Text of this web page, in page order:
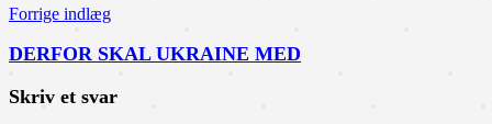
Indlægsnavigation
Forrige indlæg
DERFOR SKAL UKRAINE MED
Skriv et svar